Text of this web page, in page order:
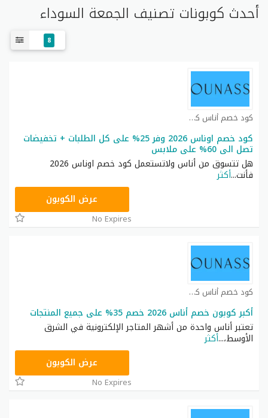
أحدث كوبونات تصنيف الجمعة السوداء
8
كود خصم أناس كوبون
كود خصم اوناس 2026 وفر 25% على كل الطلبات + تخفيضات
تصل الى 60% على ملابس
هل تتسوق من أناس ولاتستعمل كود خصم اوناس 2026
فأنت...أكثر
DB115عرض الكوبون
No Expires
كود خصم أناس كوبون
أكبر كوبون خصم أناس 2026 خصم 35% على جميع المنتجات
تعتبر أناس واحدة من أشهر المتاجر الإلكترونية في الشرق
الأوسط،...أكثر
DB115عرض الكوبون
No Expires